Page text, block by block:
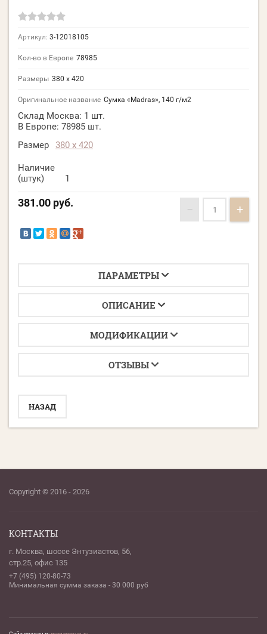
Артикул: 3-12018105
Кол-во в Европе 78985
Размеры 380 х 420
Оригинальное название Сумка «Madras», 140 г/м2
Склад Москва: 1 шт.
В Европе: 78985 шт.
Размер
380 х 420
Наличие
(штук)
1
381.00 руб. − +
ПАРАМЕТРЫ
ОПИСАНИЕ
МОДИФИКАЦИИ
ОТЗЫВЫ
НАЗАД
Copyright © 2016 - 2026
КОНТАКТЫ
г. Москва, шоссе Энтузиастов, 56,
стр.25, офис 135
+7 (495) 120-80-73
Минимальная сумма заказа - 30 000 руб